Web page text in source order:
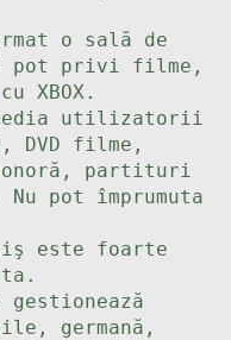
o sală de
pot privi filme,
XBOX.
utilizatorii
DVD filme,
partituri
pot împrumuta
este foarte
germană,